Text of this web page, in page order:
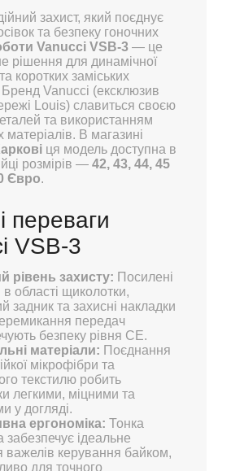
захист, який поєднує
та безпеку гоночних
Vanucci VSB-3 — це
рішення для динамічної
коротких заміських
Vanucci (ексклюзив
Louis) славиться своєю
та використанням
матеріалів. В магазині
ця модель доступна в
розмірів — 42, 43, 44, 45
Євро.
переваги
VSB-3
рівень захисту: Посилені
в області щиколотки,
задник та захисні накладки
передач
безпеку рівня CE.
матеріали: Поєднання
мікрофібри та
текстилю робить
легкими, міцними та
у догляді.
ергономіка: Тонка
забезпечує ідеальне
важелів керування байком,
для точного